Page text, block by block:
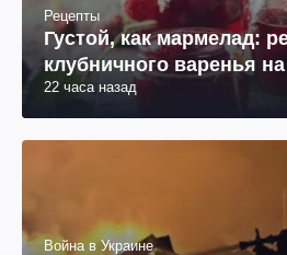
Рецепты
Густой, как мармелад:
клубничного варенья
22 часа назад
Война в Украине